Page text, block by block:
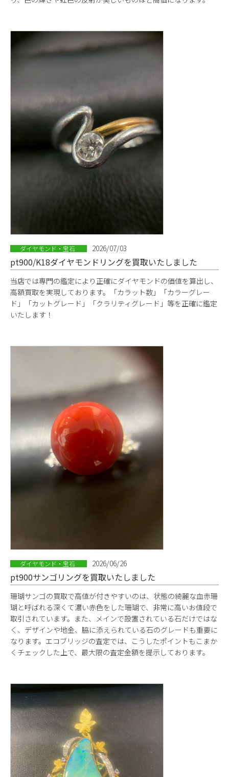
ダイヤモンド・宝石 2026/07/03
pt900/K18ダイヤモンドリングを買取いたしました
当店では専門の鑑定により正確にダイヤモンドの価値を算出し、
高額買取を実現しております。「カラット数」「カラーグレー
ド」「カットグレード」「クラリティグレード」等を正確に鑑定
いたします！
ダイヤモンド・宝石 2026/06/26
pt900サンゴリングを買取いたしました
珊瑚サンゴの買取で高値が付きやすいのは、状態の綺麗な血赤珊
瑚と呼ばれる深くて濃い赤色をした珊瑚で、非常に高いお値段で
取引されています。また、メインで設置されている石だけではな
く、デザインや地金、脇に添えられている石のグレードも重要に
なります。エコブリッジの査定では、こうしたポイントもこまか
くチェックした上で、最大限の査定金額を提示しております。